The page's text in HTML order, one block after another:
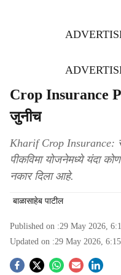
Crop Insurance
जुनीच
Kharif Crop Insurance:
पीकविमा योजनेमध्ये यंदा
नकार दिला आहे.
बाळासाहेब पाटील
Published on :29 May 2026,
Updated on :29 May 2026,
S